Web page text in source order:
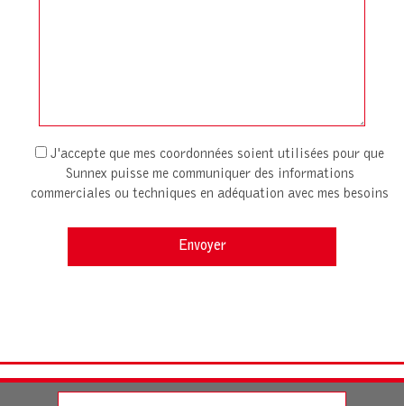
J'accepte que mes coordonnées soient utilisées pour que
Sunnex puisse me communiquer des informations
commerciales ou techniques en adéquation avec mes besoins